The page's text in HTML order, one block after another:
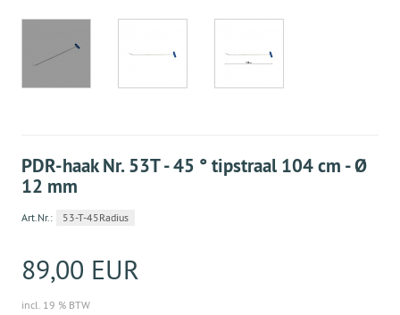
PDR-haak Nr. 53T - 45 ° tipstraal 104 cm - Ø
12 mm
Art.Nr.: 53-T-45Radius
89,00 EUR
incl. 19 % BTW